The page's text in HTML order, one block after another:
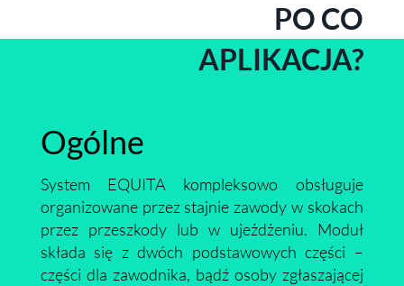
PO CO
APLIKACJA?
Ogólne
System EQUITA kompleksowo obsługuje
organizowane przez stajnie zawody w skokach
przez przeszkody lub w ujeżdżeniu. Moduł
składa się z dwóch podstawowych części –
części dla zawodnika, bądź osoby zgłaszającej